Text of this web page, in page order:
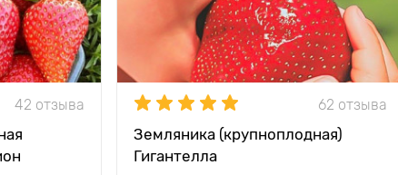
42 отзыва 62 отзыва
Земляника (крупноплодная)
Гигантелла